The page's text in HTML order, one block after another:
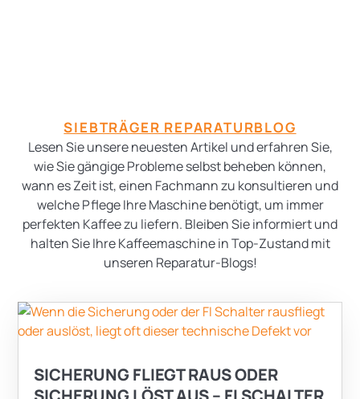
SIEBTRÄGER REPARATURBLOG
Lesen Sie unsere neuesten Artikel und erfahren Sie,
wie Sie gängige Probleme selbst beheben können,
wann es Zeit ist, einen Fachmann zu konsultieren und
welche Pflege Ihre Maschine benötigt, um immer
perfekten Kaffee zu liefern. Bleiben Sie informiert und
halten Sie Ihre Kaffeemaschine in Top-Zustand mit
unseren Reparatur-Blogs!
SICHERUNG FLIEGT RAUS ODER